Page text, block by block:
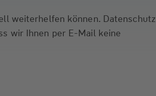
weiterhelfen können. Datenschutz
wir Ihnen per E-Mail keine